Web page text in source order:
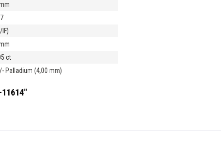
IF)
ct
Palladium (4,00 mm)